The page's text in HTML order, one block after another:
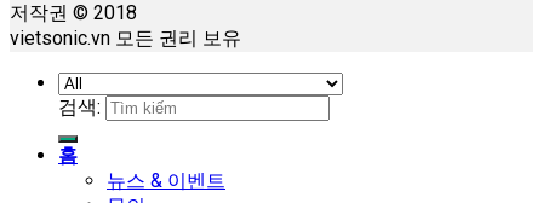
저작권 © 2018
vietsonic.vn 모든 권리 보유
검색:
홈
뉴스 & 이벤트